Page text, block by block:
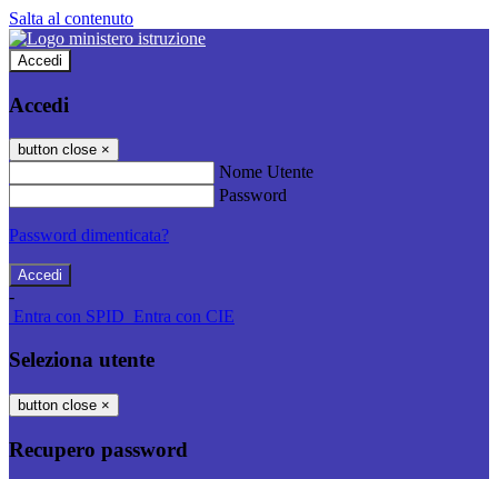
Salta al contenuto
Accedi
Accedi
button close ×
Nome Utente
Password
Password dimenticata?
-
Entra con SPID Entra con CIE
Seleziona utente
button close ×
Recupero password